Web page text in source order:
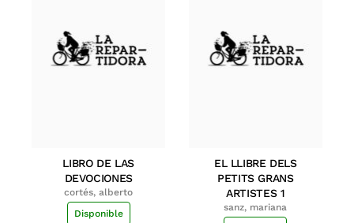
LIBRO DE LAS
DEVOCIONES
cortés, alberto
Disponible
EL LLIBRE DELS
PETITS GRANS
ARTISTES 1
sanz, mariana